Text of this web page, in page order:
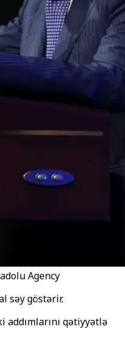
Agency
səy göstərir.
qətiyyətlə